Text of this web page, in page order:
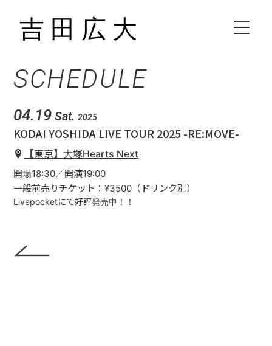
HOME
VIDEO
SCHEDULE
04.19 Sat. 2025
KODAI YOSHIDA LIVE TOUR 2025 -RE:MOVE-
【東京】大塚Hearts Next
開場18:30／開演19:00
一般前売りチケット：¥3500（ドリンク別）
Livepocketにて好評発売中！！